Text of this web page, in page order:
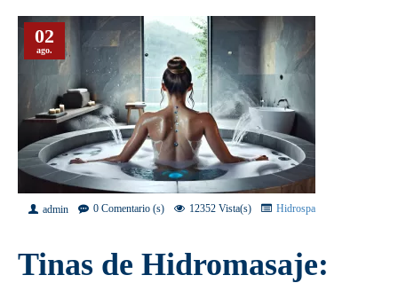
02
ago.
admin 0 Comentario (s) 12352 Vista(s) Hidrospa
Tinas de Hidromasaje: